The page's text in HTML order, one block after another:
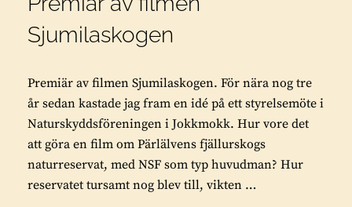
Sjumilaskogen
Premiär av filmen Sjumilaskogen. För nära nog tre
år sedan kastade jag fram en idé på ett styrelsemöte i
Naturskyddsföreningen i Jokkmokk. Hur vore det
att göra en film om Pärlälvens fjällurskogs
naturreservat, med NSF som typ huvudman? Hur
reservatet tursamt nog blev till, vikten …